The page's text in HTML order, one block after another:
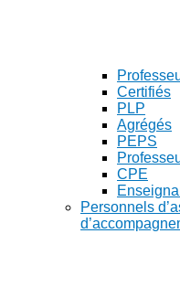
Certifiés
PLP
Agrégés
PEPS
CPE
Personnels